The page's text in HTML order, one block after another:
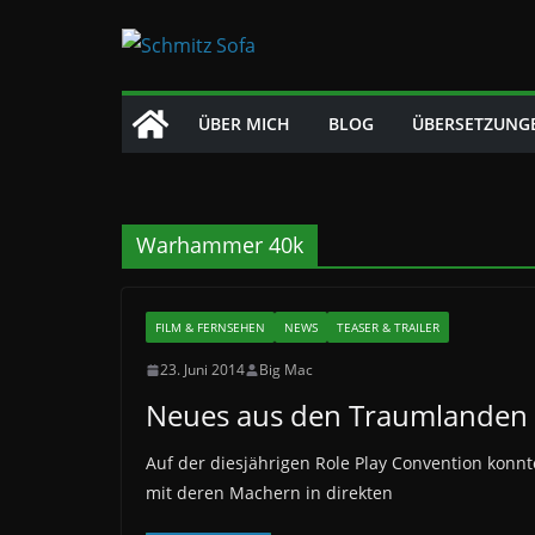
ÜBER MICH BLOG
Warhammer 40k
FILM & FERNSEHEN NEWS TEASER & TRAILER
23. Juni 2014 Big Mac
Neues aus den Traumlanden
Auf der diesjährigen Role Play Convention
mit deren Machern in direkten